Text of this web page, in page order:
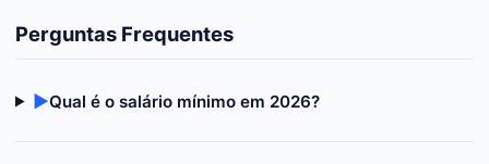
Perguntas Frequentes
▶Qual é o salário mínimo em 2026?